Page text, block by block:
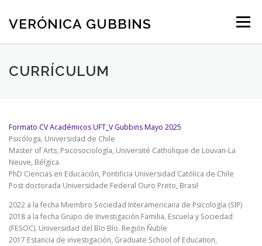
VERÓNICA GUBBINS Menú
CURRÍCULUM
Formato CV Académicos UFT_V Gubbins Mayo 2025
Psicóloga, Universidad de Chile
Master of Arts, Psicosociología, Université Catholique de Louvan-La
Neuve, Bélgica
PhD Ciencias en Educación, Pontificia Universidad Católica de Chile
Post doctorada Universidade Federal Ouro Preto, Brasil
2022 a la fecha Miembro Sociedad Interamericana de Psicología (SIP)
2018 a la fecha Grupo de Investigación Familia, Escuela y Sociedad
(FESOC). Universidad del Bío Bío. Región Ñuble
2017 Estancia de investigación, Graduate School of Education,